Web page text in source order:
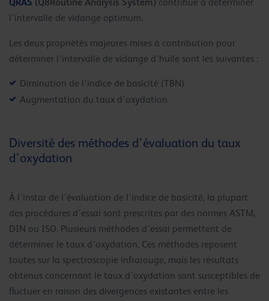
contribue à déterminer
l’intervalle de vidange optimum.
Les deux propriétés majeures mises à contribution pour
déterminer l’intervalle de vidange d’huile sont les suivantes :
Diminution de l’indice de basicité (TBN)
Augmentation du taux d’oxydation
Diversité des méthodes d’évaluation du taux
d’oxydation
À l’instar de l’évaluation de l’indice de basicité, la plupart
des procédures d’essai sont prescrites par des normes ASTM,
DIN ou ISO. Plusieurs méthodes d’essai permettent de
déterminer le taux d’oxydation. Ces méthodes reposent
toutes sur la spectroscopie infrarouge, mais les résultats
obtenus concernant le taux d’oxydation sont susceptibles de
fluctuer en raison des divergences existantes entre les